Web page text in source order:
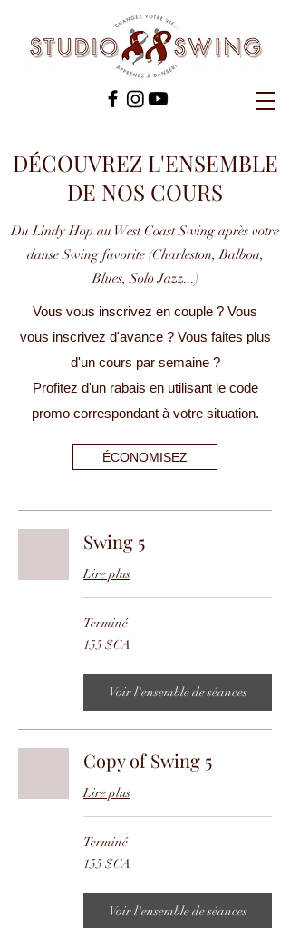
DÉCOUVREZ L'ENSEMBLE
DE NOS COURS
Du Lindy Hop au West Coast Swing après votre
danse Swing favorite (Charleston, Balboa,
Blues, Solo Jazz...)
Vous vous inscrivez en couple ? Vous
vous inscrivez d'avance ? Vous faites plus
d'un cours par semaine ?
Profitez d'un rabais en utilisant le code
promo correspondant à votre situation.
ÉCONOMISEZ
Swing 5
Lire plus
Terminé
155
dollars
155 $CA
Voir l'ensemble de séances
Copy of Swing 5
Lire plus
Terminé
155
dollars
155 $CA
Voir l'ensemble de séances